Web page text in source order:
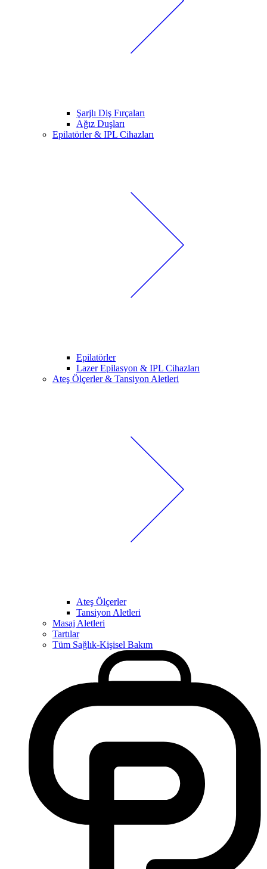
Şarjlı Diş Fırçaları
Ağız Duşları
Epilatörler & IPL Cihazları
Epilatörler
Lazer Epilasyon & IPL Cihazları
Ateş Ölçerler & Tansiyon Aletleri
Ateş Ölçerler
Tansiyon Aletleri
Masaj Aletleri
Tartılar
Tüm Sağlık-Kişisel Bakım